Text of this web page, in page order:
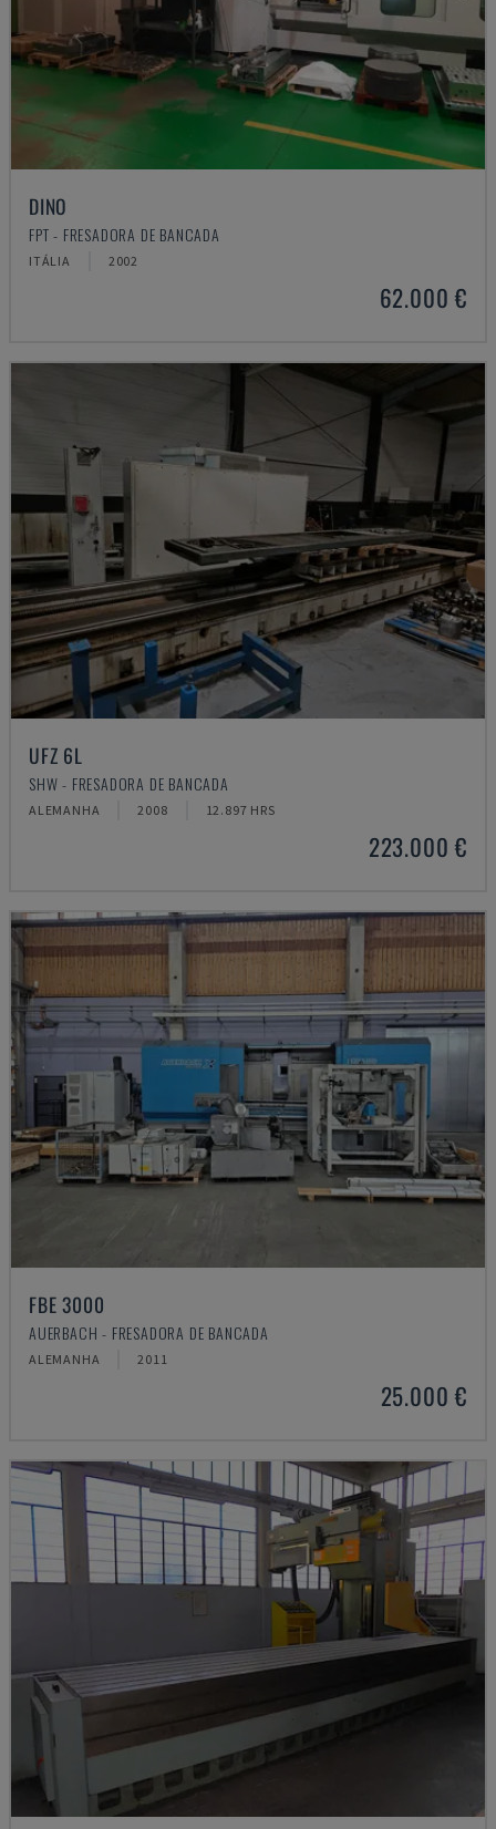
DINO
FPT - FRESADORA DE BANCADA
ITÁLIA 2002
62.000 €
UFZ 6L
SHW - FRESADORA DE BANCADA
ALEMANHA 2008 12.897 HRS
223.000 €
FBE 3000
AUERBACH - FRESADORA DE BANCADA
ALEMANHA 2011
25.000 €